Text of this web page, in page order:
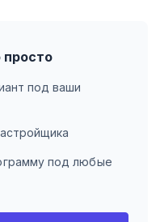
под ваши
под любые